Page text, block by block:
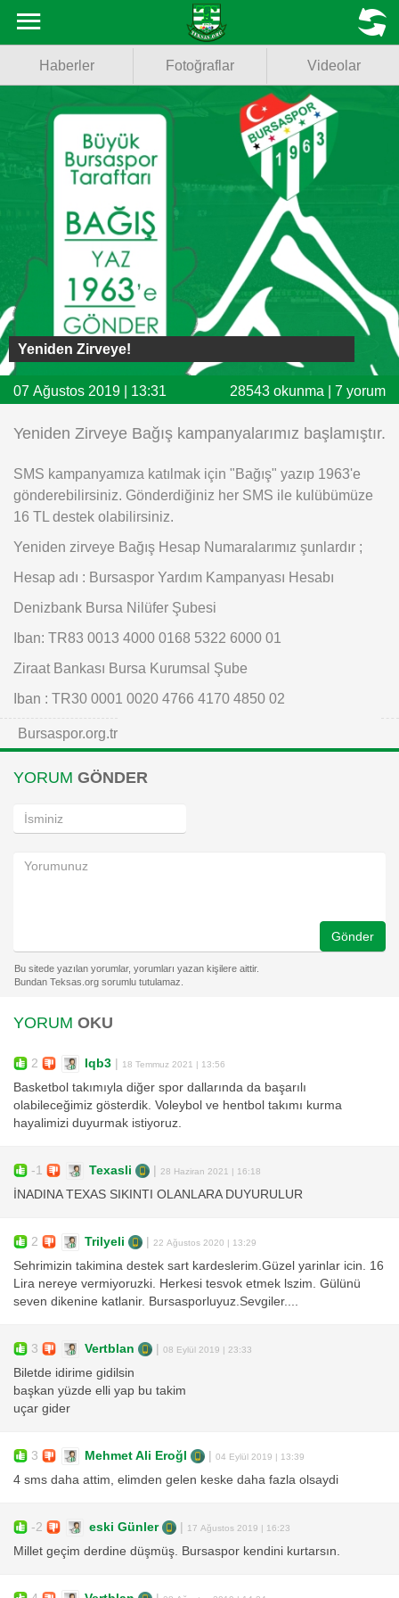
Fotoğraflar
Videolar
Basketbol
Voleybol
Puan Durumu
Fikstür
Facebook
Twitter
Instagram
Android
iOS
MENU
Haberler Fotoğraflar Videolar
Yeniden Zirveye!
07 Ağustos 2019 | 13:31 28543 okunma | 7 yorum
Yeniden Zirveye Bağış kampanyalarımız başlamıştır.
SMS kampanyamıza katılmak için "Bağış" yazıp 1963'e
gönderebilirsiniz. Gönderdiğiniz her SMS ile kulübümüze
16 TL destek olabilirsiniz.
Yeniden zirveye Bağış Hesap Numaralarımız şunlardır ;
Hesap adı : Bursaspor Yardım Kampanyası Hesabı
Denizbank Bursa Nilüfer Şubesi
Iban: TR83 0013 4000 0168 5322 6000 01
Ziraat Bankası Bursa Kurumsal Şube
Iban : TR30 0001 0020 4766 4170 4850 02
Bursaspor.org.tr
YORUM GÖNDER
Gönder
YORUM OKU
2 Iqb3 18 Temmuz 2021 | 13:56
Basketbol takımıyla diğer spor dallarında da başarılı
olabileceğimiz gösterdik. Voleybol ve hentbol takımı kurma
hayalimizi duyurmak istiyoruz.
-1 Texasli 28 Haziran 2021 | 16:18
İNADINA TEXAS SIKINTI OLANLARA DUYURULUR
2 Trilyeli 22 Ağustos 2020 | 13:29
Sehrimizin takimina destek sart kardeslerim.Güzel yarinlar icin. 16
Lira nereye vermiyoruzki. Herkesi tesvok etmek lszim. Gülünü
seven dikenine katlanir. Bursasporluyuz.Sevgiler....
3 Vertblan 08 Eylül 2019 | 23:33
Biletde idirime gidilsin
başkan yüzde elli yap bu takim
uçar gider
3 Mehmet Ali Eroğl 04 Eylül 2019 | 13:39
4 sms daha attim, elimden gelen keske daha fazla olsaydi
-2 eski Günler 17 Ağustos 2019 | 16:23
Millet geçim derdine düşmüş. Bursaspor kendini kurtarsın.